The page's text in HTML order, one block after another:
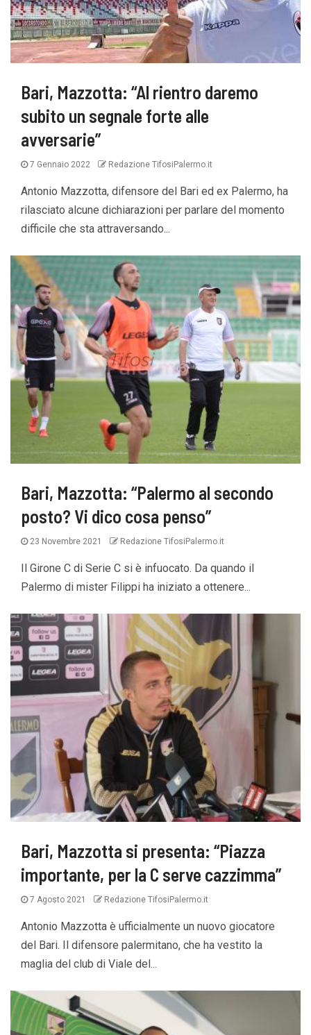
Bari, Mazzotta: “Al rientro daremo
subito un segnale forte alle
avversarie”
7 Gennaio 2022 Redazione TifosiPalermo.it
Antonio Mazzotta, difensore del Bari ed ex Palermo, ha
rilasciato alcune dichiarazioni per parlare del momento
difficile che sta attraversando...
Bari, Mazzotta: “Palermo al secondo
posto? Vi dico cosa penso”
23 Novembre 2021 Redazione TifosiPalermo.it
Il Girone C di Serie C si è infuocato. Da quando il
Palermo di mister Filippi ha iniziato a ottenere...
Bari, Mazzotta si presenta: “Piazza
importante, per la C serve cazzimma”
7 Agosto 2021 Redazione TifosiPalermo.it
Antonio Mazzotta è ufficialmente un nuovo giocatore
del Bari. Il difensore palermitano, che ha vestito la
maglia del club di Viale del...